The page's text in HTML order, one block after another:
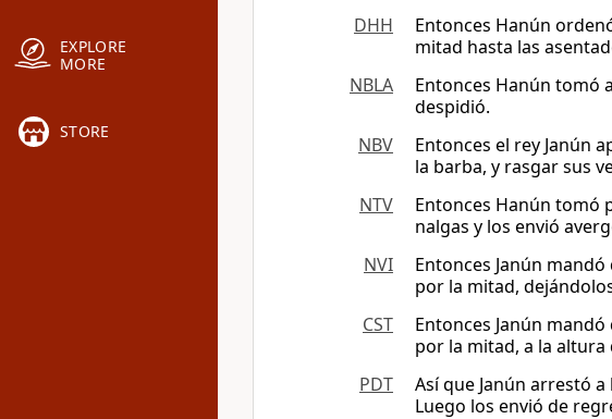
EXPLORE
MORE
STORE
DHH
Entonces Hanún
mitad hasta las
NBLA
Entonces Hanún tomó
despidió.
NBV
Entonces el rey Janún
la barba, y rasgar sus
NTV
Entonces Hanún tomó
nalgas y los envió
NVI
Entonces Janún
por la mitad,
CST
Entonces Janún
por la mitad, a la altura
PDT
Así que Janún arrestó
Luego los envió de